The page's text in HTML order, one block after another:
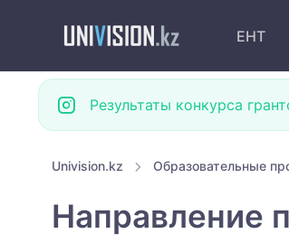
ЕНТ
Результаты конкурса
Univision.kz Образовательные
Направление